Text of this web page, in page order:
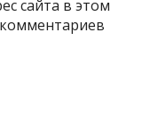
сайта в этом